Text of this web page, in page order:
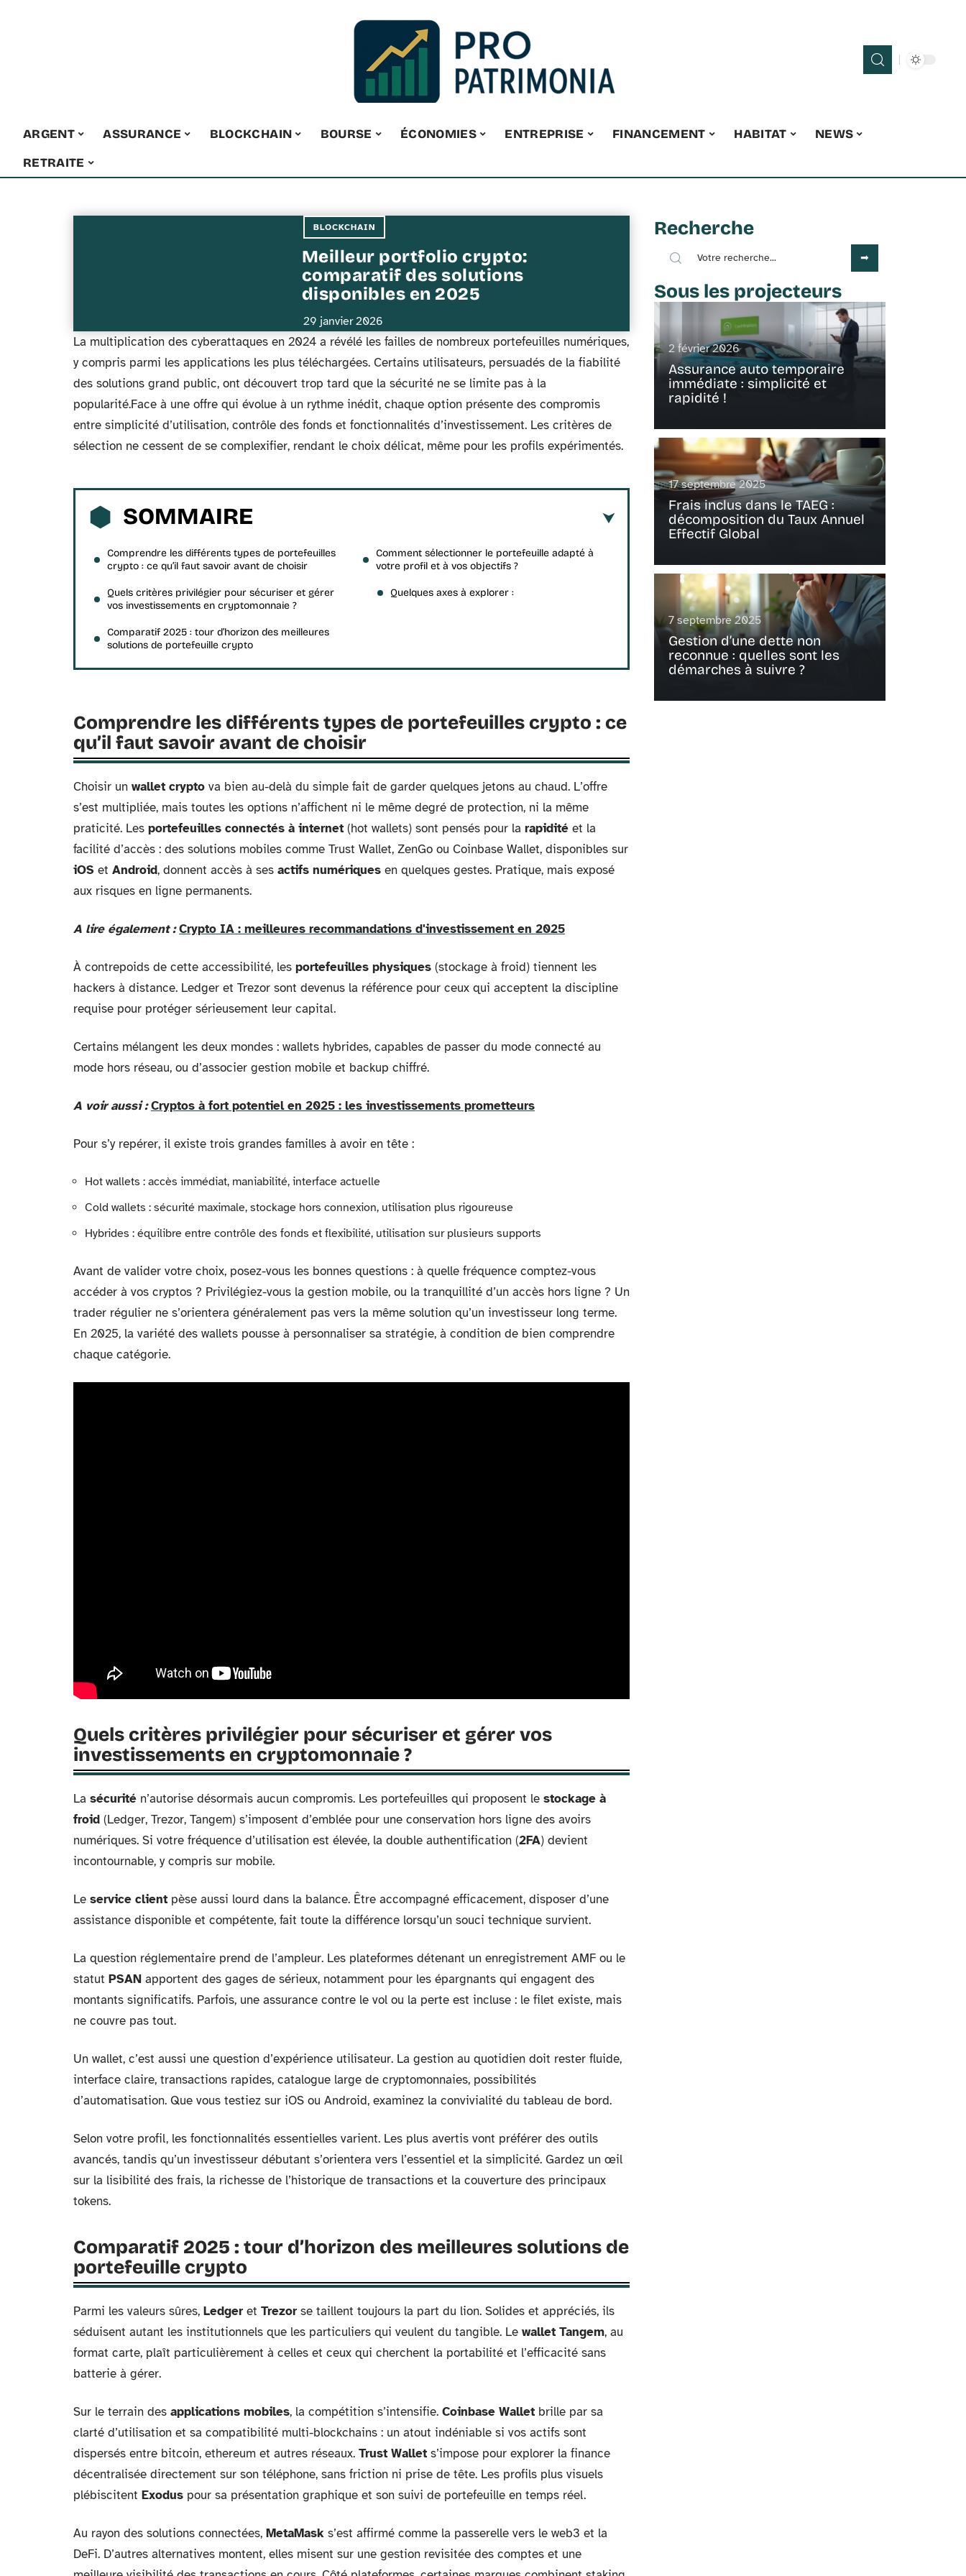
ARGENT ASSURANCE BLOCKCHAIN BOURSE ÉCONOMIES ENTREPRISE FINANCEMENT HABITAT
NEWS
RETRAITE
BLOCKCHAIN
Meilleur portfolio crypto:
comparatif des solutions
disponibles en 2025
29 janvier 2026
La multiplication des cyberattaques en 2024 a révélé les failles de nombreux portefeuilles numériques,
y compris parmi les applications les plus téléchargées. Certains utilisateurs, persuadés de la fiabilité
des solutions grand public, ont découvert trop tard que la sécurité ne se limite pas à la
popularité.Face à une offre qui évolue à un rythme inédit, chaque option présente des compromis
entre simplicité d’utilisation, contrôle des fonds et fonctionnalités d’investissement. Les critères de
sélection ne cessent de se complexifier, rendant le choix délicat, même pour les profils expérimentés.
SOMMAIRE
Comprendre les différents types de portefeuilles
crypto : ce qu’il faut savoir avant de choisir
Quels critères privilégier pour sécuriser et gérer
vos investissements en cryptomonnaie ?
Comparatif 2025 : tour d’horizon des meilleures
solutions de portefeuille crypto
Comment sélectionner le portefeuille adapté à
votre profil et à vos objectifs ?
Quelques axes à explorer :
Comprendre les différents types de portefeuilles crypto : ce
qu’il faut savoir avant de choisir
Choisir un wallet crypto va bien au-delà du simple fait de garder quelques jetons au chaud. L’offre
s’est multipliée, mais toutes les options n’affichent ni le même degré de protection, ni la même
praticité. Les portefeuilles connectés à internet (hot wallets) sont pensés pour la rapidité et la
facilité d’accès : des solutions mobiles comme Trust Wallet, ZenGo ou Coinbase Wallet, disponibles sur
iOS et Android, donnent accès à ses actifs numériques en quelques gestes. Pratique, mais exposé
aux risques en ligne permanents.
A lire également : Crypto IA : meilleures recommandations d'investissement en 2025
À contrepoids de cette accessibilité, les portefeuilles physiques (stockage à froid) tiennent les
hackers à distance. Ledger et Trezor sont devenus la référence pour ceux qui acceptent la discipline
requise pour protéger sérieusement leur capital.
Certains mélangent les deux mondes : wallets hybrides, capables de passer du mode connecté au
mode hors réseau, ou d’associer gestion mobile et backup chiffré.
A voir aussi : Cryptos à fort potentiel en 2025 : les investissements prometteurs
Pour s’y repérer, il existe trois grandes familles à avoir en tête :
Hot wallets : accès immédiat, maniabilité, interface actuelle
Cold wallets : sécurité maximale, stockage hors connexion, utilisation plus rigoureuse
Hybrides : équilibre entre contrôle des fonds et flexibilité, utilisation sur plusieurs supports
Avant de valider votre choix, posez-vous les bonnes questions : à quelle fréquence comptez-vous
accéder à vos cryptos ? Privilégiez-vous la gestion mobile, ou la tranquillité d’un accès hors ligne ? Un
trader régulier ne s’orientera généralement pas vers la même solution qu’un investisseur long terme.
En 2025, la variété des wallets pousse à personnaliser sa stratégie, à condition de bien comprendre
chaque catégorie.
Quels critères privilégier pour sécuriser et gérer vos
investissements en cryptomonnaie ?
La sécurité n’autorise désormais aucun compromis. Les portefeuilles qui proposent le stockage à
froid (Ledger, Trezor, Tangem) s’imposent d’emblée pour une conservation hors ligne des avoirs
numériques. Si votre fréquence d’utilisation est élevée, la double authentification (2FA) devient
incontournable, y compris sur mobile.
Le service client pèse aussi lourd dans la balance. Être accompagné efficacement, disposer d’une
assistance disponible et compétente, fait toute la différence lorsqu’un souci technique survient.
La question réglementaire prend de l’ampleur. Les plateformes détenant un enregistrement AMF ou le
statut PSAN apportent des gages de sérieux, notamment pour les épargnants qui engagent des
montants significatifs. Parfois, une assurance contre le vol ou la perte est incluse : le filet existe, mais
ne couvre pas tout.
Un wallet, c’est aussi une question d’expérience utilisateur. La gestion au quotidien doit rester fluide,
interface claire, transactions rapides, catalogue large de cryptomonnaies, possibilités
d’automatisation. Que vous testiez sur iOS ou Android, examinez la convivialité du tableau de bord.
Selon votre profil, les fonctionnalités essentielles varient. Les plus avertis vont préférer des outils
avancés, tandis qu’un investisseur débutant s’orientera vers l’essentiel et la simplicité. Gardez un œil
sur la lisibilité des frais, la richesse de l’historique de transactions et la couverture des principaux
tokens.
Comparatif 2025 : tour d’horizon des meilleures solutions de
portefeuille crypto
Parmi les valeurs sûres, Ledger et Trezor se taillent toujours la part du lion. Solides et appréciés, ils
séduisent autant les institutionnels que les particuliers qui veulent du tangible. Le wallet Tangem, au
format carte, plaît particulièrement à celles et ceux qui cherchent la portabilité et l’efficacité sans
batterie à gérer.
Sur le terrain des applications mobiles, la compétition s’intensifie. Coinbase Wallet brille par sa
clarté d’utilisation et sa compatibilité multi-blockchains : un atout indéniable si vos actifs sont
dispersés entre bitcoin, ethereum et autres réseaux. Trust Wallet s’impose pour explorer la finance
décentralisée directement sur son téléphone, sans friction ni prise de tête. Les profils plus visuels
plébiscitent Exodus pour sa présentation graphique et son suivi de portefeuille en temps réel.
Au rayon des solutions connectées, MetaMask s’est affirmé comme la passerelle vers le web3 et la
DeFi. D’autres alternatives montent, elles misent sur une gestion revisitée des comptes et une
Recherche
Sous les projecteurs
2 février 2026
Assurance auto temporaire
immédiate : simplicité et
rapidité !
17 septembre 2025
Frais inclus dans le TAEG :
décomposition du Taux Annuel
Effectif Global
7 septembre 2025
Gestion d’une dette non
reconnue : quelles sont les
démarches à suivre ?